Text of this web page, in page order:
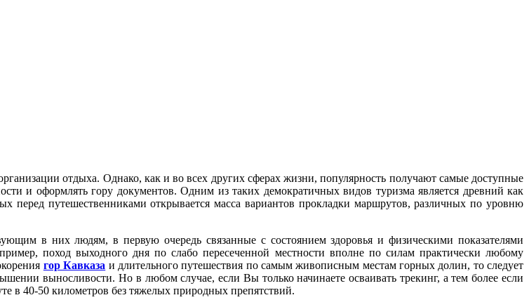
отдыха. Однако, как и во всех других сферах жизни, популярность получают самые доступные
и оформлять гору документов. Одним из таких демократичных видов туризма является древний как
перед путешественниками открывается масса вариантов прокладки маршрутов, различных по уровню
в них людям, в первую очередь связанные с состоянием здоровья и физическими показателями
поход выходного дня по слабо пересеченной местности вполне по силам практически любому
гор Кавказа и длительного путешествия по самым живописным местам горных долин, то следует
выносливости. Но в любом случае, если Вы только начинаете осваивать трекинг, а тем более если
в 40-50 километров без тяжелых природных препятствий.